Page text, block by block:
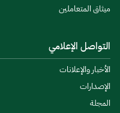
ميثاق المتعاملين
التواصل الإعلامي
الأخبار والإعلانات
الإصدارات
المجلة